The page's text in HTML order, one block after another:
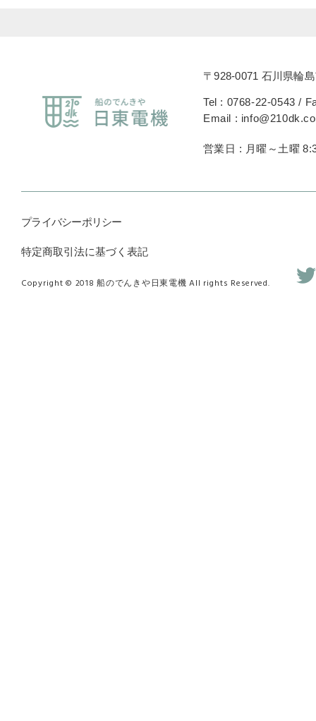
〒928-0071 石川県輪
Tel : 0768-22-0543 /
Email :
営業日 : 月曜～土曜
プライバシーポリシー
特定商取引法に基づく表記
Copyright © 2018 船のでんきや日東電機 All rights Reserved.